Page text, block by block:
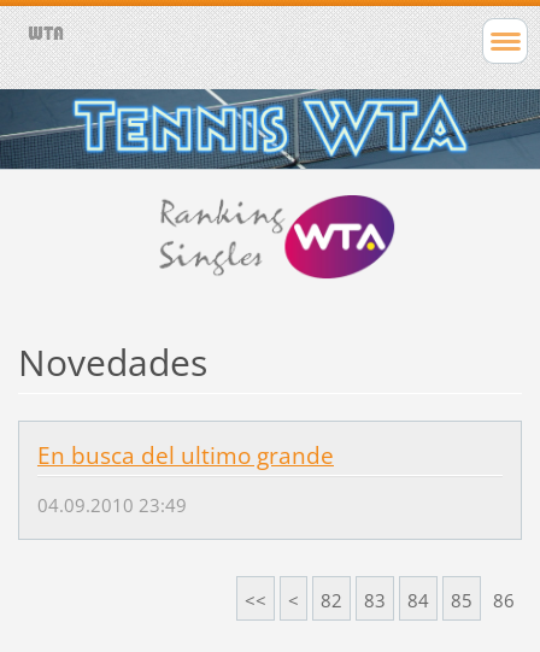
Novedades
En busca del ultimo grande
04.09.2010 23:49
<< < 82 83 84 85 86